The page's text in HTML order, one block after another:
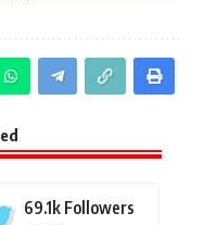
69.1k Followers